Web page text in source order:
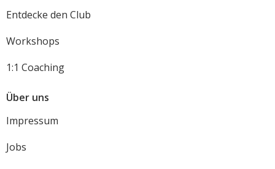
Entdecke den Club
Workshops
1:1 Coaching
Über uns
Impressum
Jobs